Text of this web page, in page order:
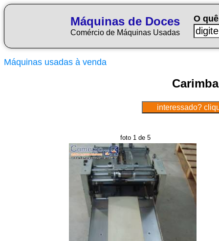
Máquinas de Doces
Comércio de Máquinas Usadas
O
Máquinas usadas à venda
foto 1 de 5